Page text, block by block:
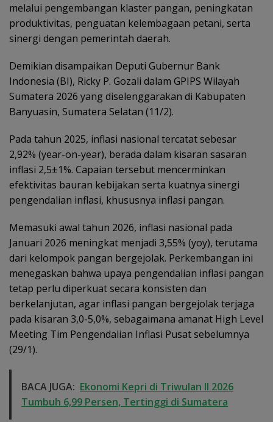
melalui pengembangan klaster pangan, peningkatan
produktivitas, penguatan kelembagaan petani, serta
sinergi dengan pemerintah daerah.
Demikian disampaikan Deputi Gubernur Bank
Indonesia (BI), Ricky P. Gozali dalam GPIPS Wilayah
Sumatera 2026 yang diselenggarakan di Kabupaten
Banyuasin, Sumatera Selatan (11/2).
Pada tahun 2025, inflasi nasional tercatat sebesar
2,92% (year-on-year), berada dalam kisaran sasaran
inflasi 2,5±1%. Capaian tersebut mencerminkan
efektivitas bauran kebijakan serta kuatnya sinergi
pengendalian inflasi, khususnya inflasi pangan.
Memasuki awal tahun 2026, inflasi nasional pada
Januari 2026 meningkat menjadi 3,55% (yoy), terutama
dari kelompok pangan bergejolak. Perkembangan ini
menegaskan bahwa upaya pengendalian inflasi pangan
tetap perlu diperkuat secara konsisten dan
berkelanjutan, agar inflasi pangan bergejolak terjaga
pada kisaran 3,0-5,0%, sebagaimana amanat High Level
Meeting Tim Pengendalian Inflasi Pusat sebelumnya
(29/1).
BACA JUGA: Ekonomi Kepri di Triwulan II 2026
Tumbuh 6,99 Persen, Tertinggi di Sumatera